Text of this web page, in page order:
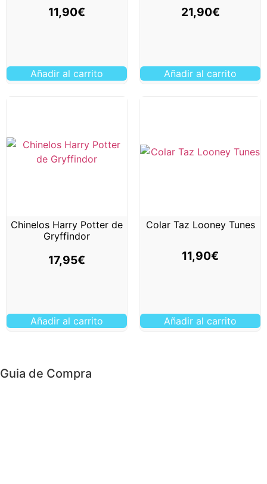
11,90€
Añadir al carrito
21,90€
Añadir al carrito
Chinelos Harry Potter de
Gryffindor
17,95€
Añadir al carrito
Colar Taz Looney Tunes
11,90€
Añadir al carrito
Guia de Compra